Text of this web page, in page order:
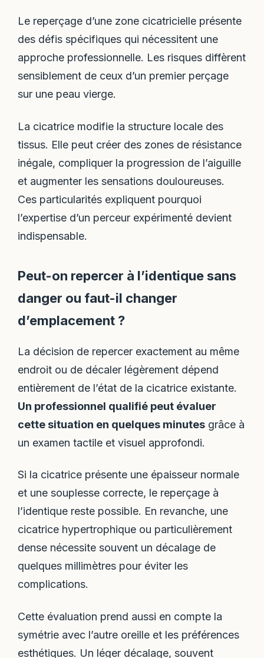
Le reperçage d’une zone cicatricielle présente
des défis spécifiques qui nécessitent une
approche professionnelle. Les risques diffèrent
sensiblement de ceux d’un premier perçage
sur une peau vierge.
La cicatrice modifie la structure locale des
tissus. Elle peut créer des zones de résistance
inégale, compliquer la progression de l’aiguille
et augmenter les sensations douloureuses.
Ces particularités expliquent pourquoi
l’expertise d’un perceur expérimenté devient
indispensable.
Peut-on repercer à l’identique sans
danger ou faut-il changer
d’emplacement ?
La décision de repercer exactement au même
endroit ou de décaler légèrement dépend
entièrement de l’état de la cicatrice existante.
Un professionnel qualifié peut évaluer
cette situation en quelques minutes grâce à
un examen tactile et visuel approfondi.
Si la cicatrice présente une épaisseur normale
et une souplesse correcte, le reperçage à
l’identique reste possible. En revanche, une
cicatrice hypertrophique ou particulièrement
dense nécessite souvent un décalage de
quelques millimètres pour éviter les
complications.
Cette évaluation prend aussi en compte la
symétrie avec l’autre oreille et les préférences
esthétiques. Un léger décalage, souvent